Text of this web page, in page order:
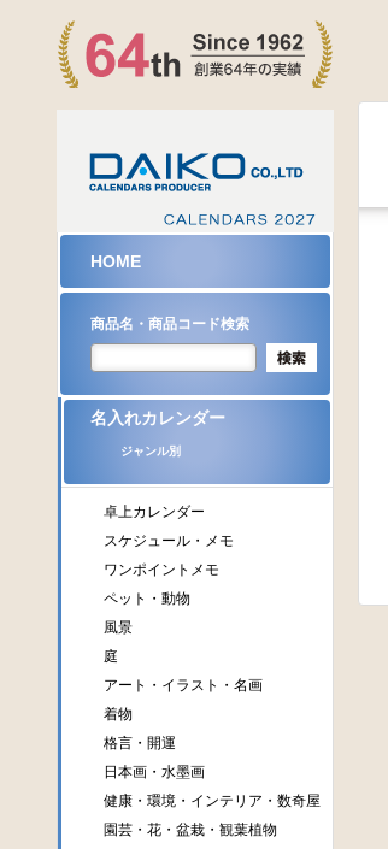
HOME
商品名・商品コード検索
名入れカレンダー
ジャンル別
卓上カレンダー
スケジュール・メモ
ワンポイントメモ
ペット・動物
風景
庭
アート・イラスト・名画
着物
格言・開運
日本画・水墨画
健康・環境・インテリア・数奇屋
園芸・花・盆栽・観葉植物